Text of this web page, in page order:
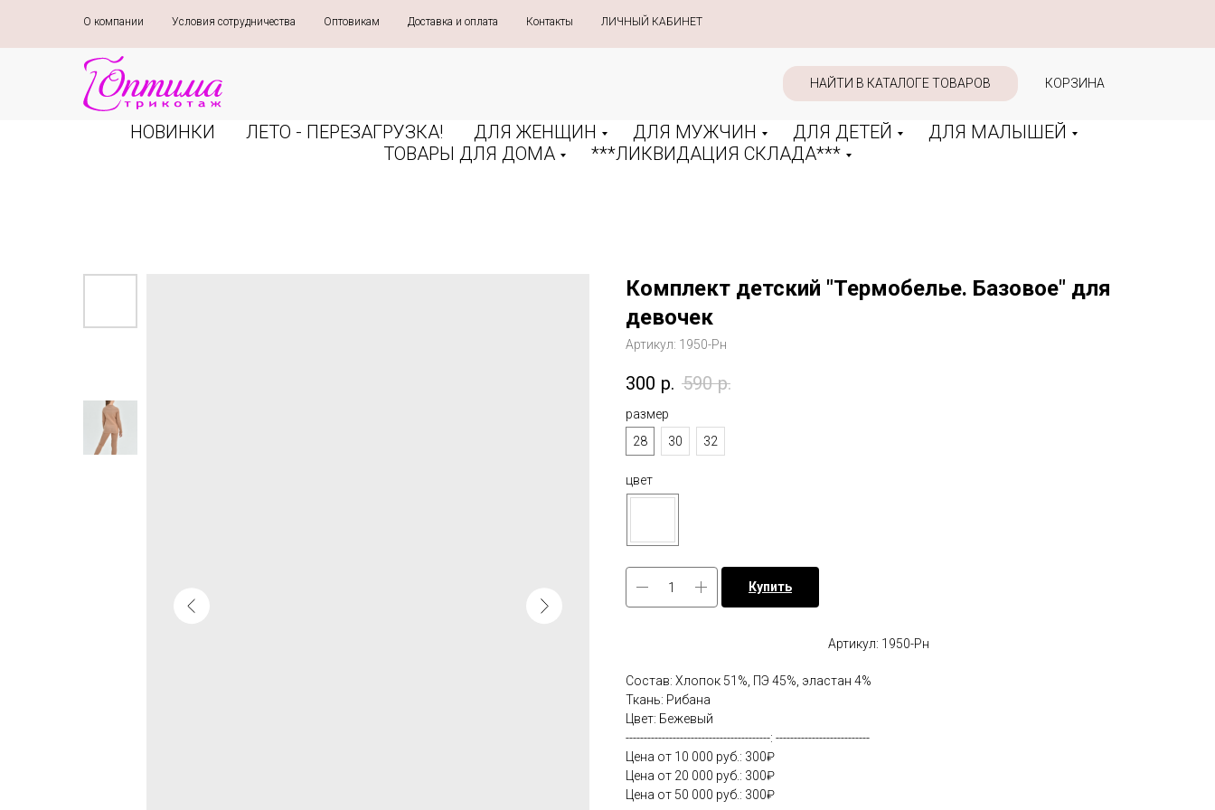
О компании Условия сотрудничества Оптовикам Доставка и оплата Контакты ЛИЧНЫЙ КАБИНЕТ
НАЙТИ В КАТАЛОГЕ ТОВАРОВ КОРЗИНА
НОВИНКИ ЛЕТО - ПЕРЕЗАГРУЗКА! ДЛЯ ЖЕНЩИН ДЛЯ МУЖЧИН ДЛЯ ДЕТЕЙ
ДЛЯ МАЛЫШЕЙ
ТОВАРЫ ДЛЯ ДОМА
***ЛИКВИДАЦИЯ СКЛАДА***
Комплект детский "Термобелье. Базовое" для
девочек
Артикул: 1950-Рн
300 р. 590 р.
размер
28
30 32
цвет
Купить
Артикул: 1950-Рн
Состав: Хлопок 51%, ПЭ 45%, эластан 4%
Ткань: Рибана
Цвет: Бежевый
----------------------------------------: --------------------------
Цена от 10 000 руб.: 300₽
Цена от 20 000 руб.: 300₽
Цена от 50 000 руб.: 300₽